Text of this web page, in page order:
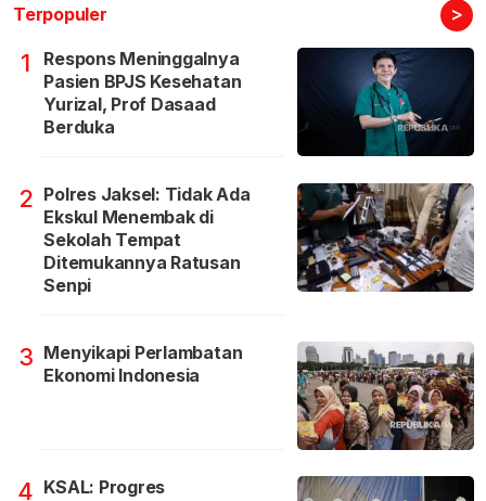
Terpopuler >
1
Respons Meninggalnya
Pasien BPJS Kesehatan
Yurizal, Prof Dasaad
Berduka
2 Polres Jaksel: Tidak Ada
Ekskul Menembak di
Sekolah Tempat
Ditemukannya Ratusan
Senpi
3 Menyikapi Perlambatan
Ekonomi Indonesia
4 KSAL: Progres